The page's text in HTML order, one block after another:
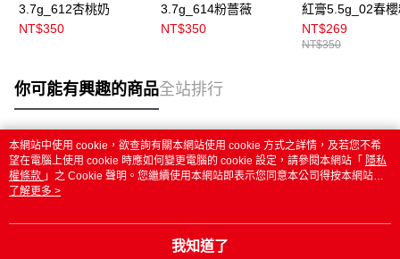
3.7g_612杏桃奶
NT$350
3.7g_614粉薔薇
NT$350
紅膏5.5g_02春
NT$269
NT$350
你可能有興趣的商品全站排行
熱門標籤
本網站中使用 cookie，欲查詢有關本網站使用 cookie 方式之詳情，及若您不希
望在電腦上使用 cookie 時應如何變更電腦的 cookie 設定，請參閱本網站「 隱私
權條款 」之 Cookie 聲明。您繼續使用本網站即表示您同意本公司得按本網站使
用條款之 Cookie 聲明使用 cookie。
了解更多 >
我知道了